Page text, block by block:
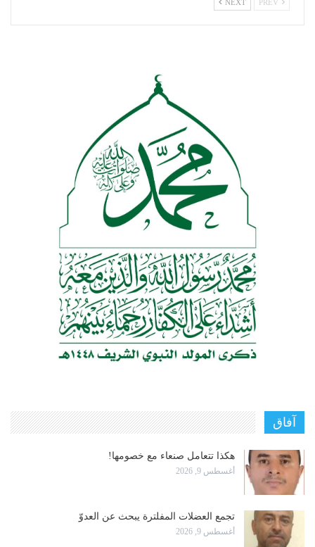
NEXT
آفاق
هكذا تتعامل صنعاء مع خصومها!
أغسطس 9, 2026
تجمع العضلات المفلترة يبحث عن العدوّ
أغسطس 9, 2026